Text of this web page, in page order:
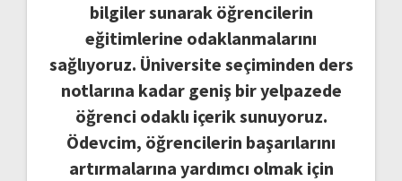
bilgiler sunarak öğrencilerin
eğitimlerine odaklanmalarını
sağlıyoruz. Üniversite seçiminden ders
notlarına kadar geniş bir yelpazede
öğrenci odaklı içerik sunuyoruz.
Ödevcim, öğrencilerin başarılarını
artırmalarına yardımcı olmak için